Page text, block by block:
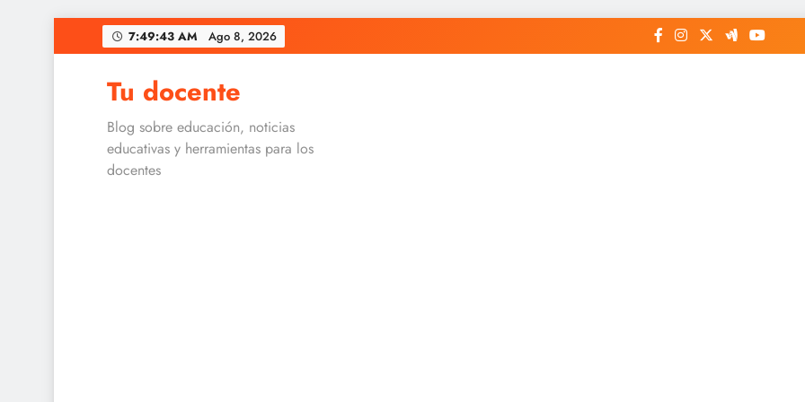
to
7:49:43 AM Ago 8, 2026
Tu docente
Blog sobre educación, noticias
educativas y herramientas para los
docentes